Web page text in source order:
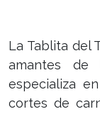
La Tablita del
amantes de
especializa
cortes de